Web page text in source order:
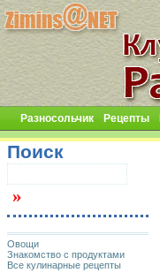
Разносольчик Рецепты
Поиск
Овощи
Знакомство с продуктами
Все кулинарные рецепты